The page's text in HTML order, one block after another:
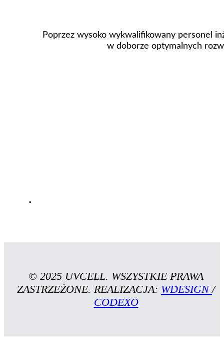
Poprzez wysoko wykwalifikowany personel
w doborze optymalnych
© 2025 UVCELL. WSZYSTKIE PRAWA
ZASTRZEŻONE. REALIZACJA: WDESIGN/
CODEXO